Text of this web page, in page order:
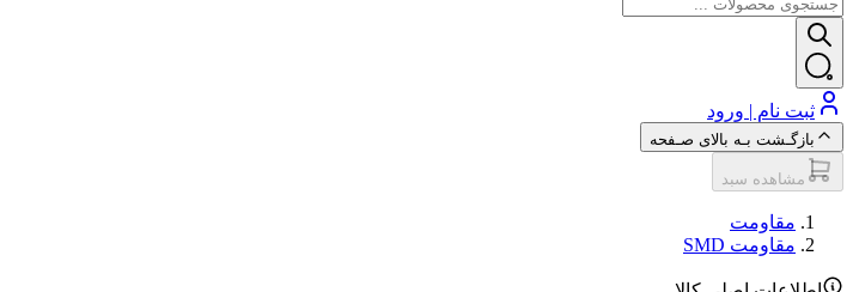
ثبت نام | ورود
بازگـشت بـه بالای صـفحه
مشاهده سبد
مقاومت‌
مقاومت SMD